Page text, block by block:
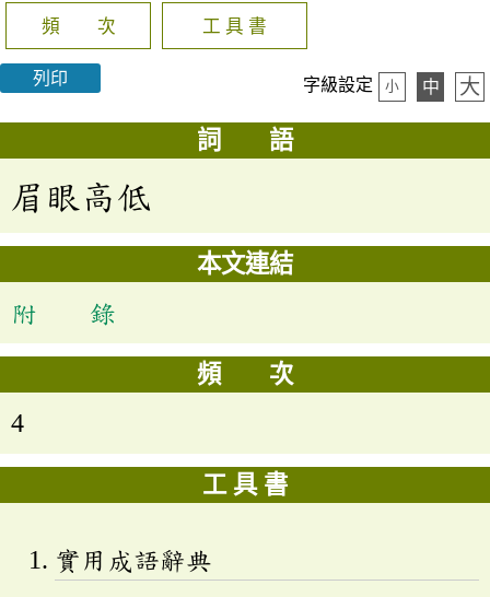
頻 次 工 具 書
列印 字級設定 小 中 大
詞 語
眉眼高低
本文連結
附 錄
頻 次
4
工 具 書
實用成語辭典